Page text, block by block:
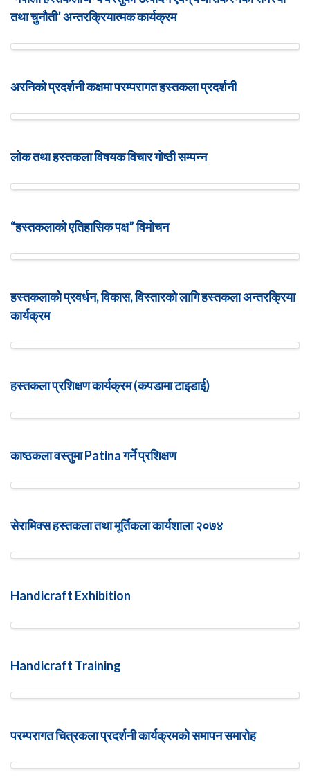
तथा चुनौती’ अन्तरक्रियात्मक कार्यक्रम
अरनिको प्रदर्शनी कक्षमा परम्परागत हस्तकला प्रदर्शनी
लोक तथा हस्तकला विषयक विचार गोष्ठी सम्पन्न
“हस्तकलाको एतिहासिक पक्ष” विमोचन
हस्तकलाको प्रवर्धन, विकास, विस्तारको लागि हस्तकला अन्तरक्रिया
कार्यक्रम
हस्तकला प्रशिक्षण कार्यक्रम (कपडामा टाइडाई)
काष्ठकला वस्तुमा Patina गर्ने प्रशिक्षण
सेरामिक्स हस्तकला तथा मूर्तिकला कार्यशाला २०७४
Handicraft Exhibition
Handicraft Training
परम्परागत चित्रकला प्रदर्शनी कार्यक्रमको समापन समारोह